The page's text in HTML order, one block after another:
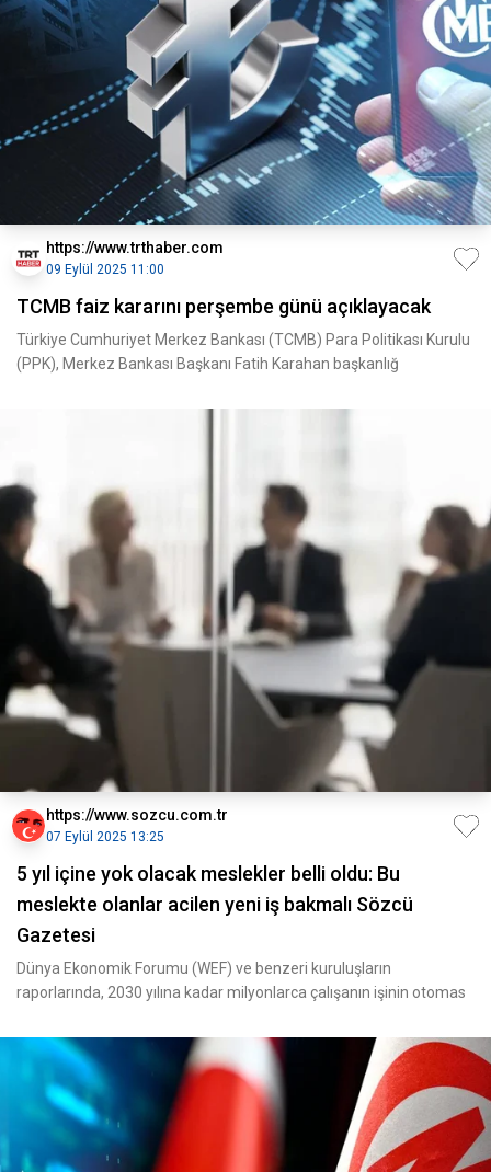
https://www.trthaber.com
09 Eylül 2025 11:00
TCMB faiz kararını perşembe günü açıklayacak
Türkiye Cumhuriyet Merkez Bankası (TCMB) Para Politikası Kurulu
(PPK), Merkez Bankası Başkanı Fatih Karahan başkanlığ
https://www.sozcu.com.tr
07 Eylül 2025 13:25
5 yıl içine yok olacak meslekler belli oldu: Bu
meslekte olanlar acilen yeni iş bakmalı Sözcü
Gazetesi
Dünya Ekonomik Forumu (WEF) ve benzeri kuruluşların
raporlarında, 2030 yılına kadar milyonlarca çalışanın işinin otomas